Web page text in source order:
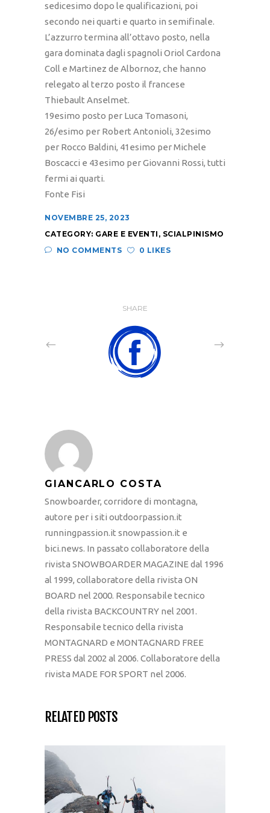
sedicesimo dopo le qualificazioni, poi
secondo nei quarti e quarto in semifinale.
L’azzurro termina all’ottavo posto, nella
gara dominata dagli spagnoli Oriol Cardona
Coll e Martinez de Albornoz, che hanno
relegato al terzo posto il francese
Thiebault Anselmet.
19esimo posto per Luca Tomasoni,
26/esimo per Robert Antonioli, 32esimo
per Rocco Baldini, 41esimo per Michele
Boscacci e 43esimo per Giovanni Rossi, tutti
fermi ai quarti.
Fonte Fisi
NOVEMBRE 25, 2023
CATEGORY: GARE E EVENTI , SCIALPINISMO
NO COMMENTS
0 LIKES
SHARE
GIANCARLO COSTA
Snowboarder, corridore di montagna,
autore per i siti outdoorpassion.it
runningpassion.it snowpassion.it e
bici.news. In passato collaboratore della
rivista SNOWBOARDER MAGAZINE dal 1996
al 1999, collaboratore della rivista ON
BOARD nel 2000. Responsabile tecnico
della rivista BACKCOUNTRY nel 2001.
Responsabile tecnico della rivista
MONTAGNARD e MONTAGNARD FREE
PRESS dal 2002 al 2006. Collaboratore della
rivista MADE FOR SPORT nel 2006.
RELATED POSTS